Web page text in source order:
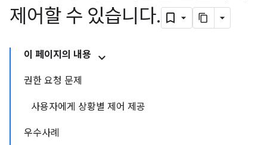
제어할 수 있습니다.
이 페이지의 내용
권한 요청 문제
사용자에게 상황별 제어 제공
우수사례